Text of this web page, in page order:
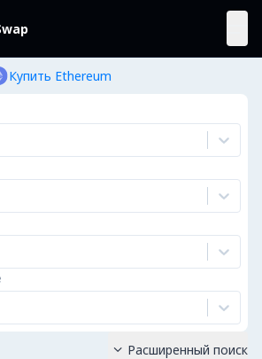
Купить Ethereum
 Расширенный поиск